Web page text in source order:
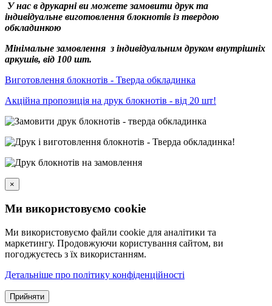
У нас в друкарні ви можете замовити друк та
індивідуальне виготовлення блокнотів із твердою
обкладинкою
Мінімальне замовлення з індивідуальним друком внутрішніх
аркушів, від 100 шт.
Виготовлення блокнотів - Тверда обкладинка
Акційна пропозиція на друк блокнотів - від 20 шт!
×
Ми використовуємо cookie
Ми використовуємо файли cookie для аналітики та
маркетингу. Продовжуючи користування сайтом, ви
погоджуєтесь з їх використанням.
Детальніше про політику конфіденційності
Прийняти